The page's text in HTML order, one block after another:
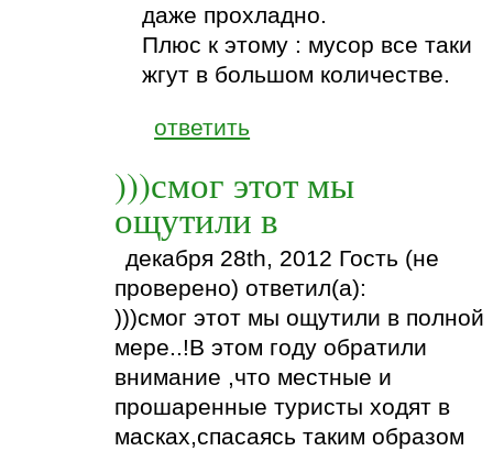
даже прохладно.
Плюс к этому : мусор все таки
жгут в большом количестве.
ответить
)))смог этот мы
ощутили в
декабря 28th, 2012 Гость (не
проверено) ответил(а):
)))смог этот мы ощутили в полной
мере..!В этом году обратили
внимание ,что местные и
прошаренные туристы ходят в
масках,спасаясь таким образом